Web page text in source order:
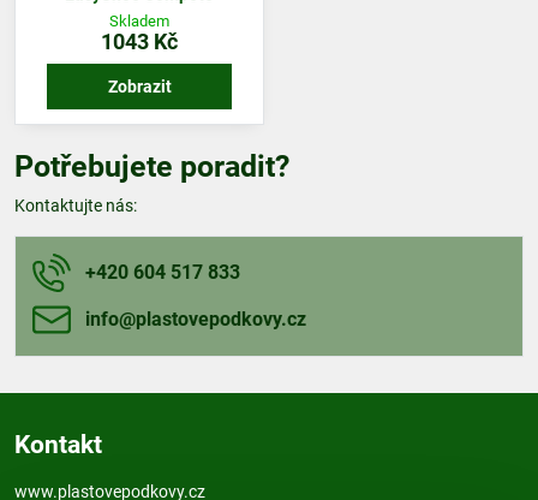
Skladem
1043 Kč
Zobrazit
Potřebujete poradit?
Kontaktujte nás:
+420 604 517 833
info​@plastovepodkovy​.cz
Kontakt
www.plastovepodkovy.cz